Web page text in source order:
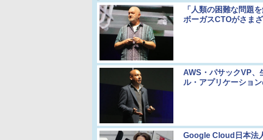
「人類の困難な問題
ボーガスCTOがさま
AWS・パサックVP、
ル・アプリケーショ
Google Cloud日本法